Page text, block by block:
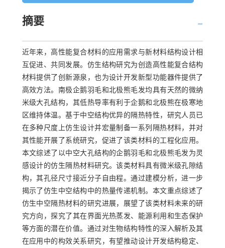
摘要
近年来，高性能复合材料的应用需求与新材料结构设计相
互促进、共同发展。仿生结构研究为创造高性能复合结构
材料提供了创新源泉，也为设计开发新型功能器件提供了
高效方法。南极企鹅羽毛和北极熊毛发均具有天然的微纳
米级大孔结构，其低热导率有利于企鹅和北极熊在极寒地
区维持体温。基于中空结构优异的隔热特性，研究人员已
在多种尺度上仿生设计并宏量制备一系列隔热材料，并对
其性能开展了系统研究，促进了该类材料的工程化应用。
本文综述了以中空大孔结构的企鹅羽毛和北极熊毛发为灵
感设计的仿生隔热材料研究。该类材料具有微米级孔隙结
构，其孔径尺寸接近分子自由程。通过建模分析，进一步
揭示了仿生中空结构中的热量传递机制。本文重点综述了
仿生中空隔热材料的研究进展，展望了该类材料未来的研
究方向，探究了其在界面光热蒸发、能源利用和生态保护
等方面的潜在价值。通过对生物结构特性的深入解析及其
在应用中的构效关系研究，有望推动设计开发结构稳定、